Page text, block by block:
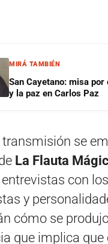
MIRÁ TAMBIÉN
San Cayetano: misa
y la paz en Carlos Paz
transmisión se
La Flauta
con los
y
cómo se
que implica que